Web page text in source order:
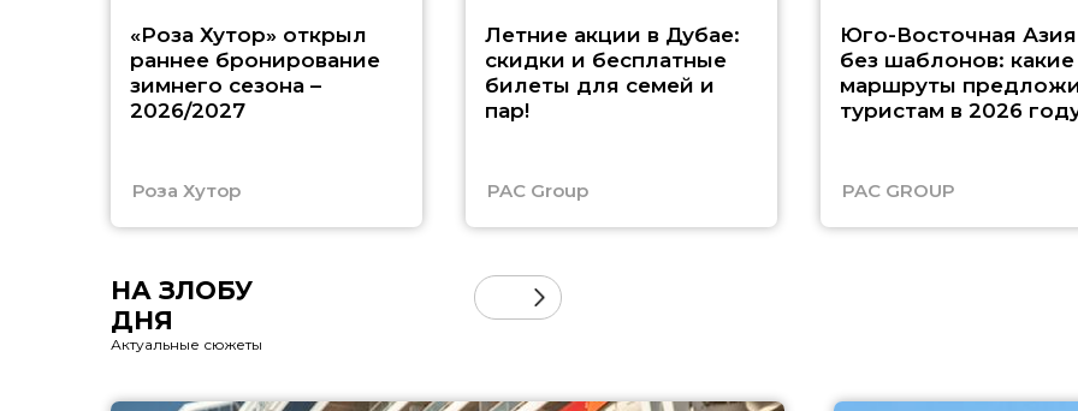
«Роза Хутор» открыл
раннее бронирование
зимнего сезона –
2026/2027
Роза Хутор
Летние акции в Дубае:
скидки и бесплатные
билеты для семей и
пар!
PAC Group
Юго-Восточная Азия
без шаблонов: какие
маршруты
туристам в 2026
PAC GROUP
НА ЗЛОБУ
ДНЯ
Актуальные сюжеты